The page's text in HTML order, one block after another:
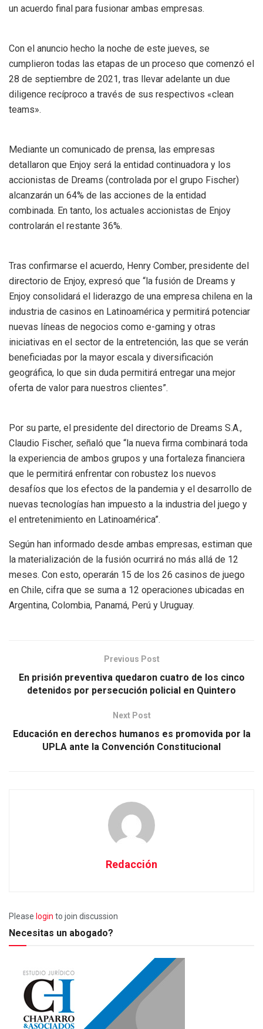
un acuerdo final para fusionar ambas empresas.
Con el anuncio hecho la noche de este jueves, se
cumplieron todas las etapas de un proceso que comenzó el
28 de septiembre de 2021, tras llevar adelante un due
diligence recíproco a través de sus respectivos «clean
teams».
Mediante un comunicado de prensa, las empresas
detallaron que Enjoy será la entidad continuadora y los
accionistas de Dreams (controlada por el grupo Fischer)
alcanzarán un 64% de las acciones de la entidad
combinada. En tanto, los actuales accionistas de Enjoy
controlarán el restante 36%.
Tras confirmarse el acuerdo, Henry Comber, presidente del
directorio de Enjoy, expresó que “la fusión de Dreams y
Enjoy consolidará el liderazgo de una empresa chilena en la
industria de casinos en Latinoamérica y permitirá potenciar
nuevas líneas de negocios como e-gaming y otras
iniciativas en el sector de la entretención, las que se verán
beneficiadas por la mayor escala y diversificación
geográfica, lo que sin duda permitirá entregar una mejor
oferta de valor para nuestros clientes”.
Por su parte, el presidente del directorio de Dreams S.A.,
Claudio Fischer, señaló que “la nueva firma combinará toda
la experiencia de ambos grupos y una fortaleza financiera
que le permitirá enfrentar con robustez los nuevos
desafíos que los efectos de la pandemia y el desarrollo de
nuevas tecnologías han impuesto a la industria del juego y
el entretenimiento en Latinoamérica”.
Según han informado desde ambas empresas, estiman que
la materialización de la fusión ocurrirá no más allá de 12
meses. Con esto, operarán 15 de los 26 casinos de juego
en Chile, cifra que se suma a 12 operaciones ubicadas en
Argentina, Colombia, Panamá, Perú y Uruguay.
Previous Post
En prisión preventiva quedaron cuatro de los cinco
detenidos por persecución policial en Quintero
Next Post
Educación en derechos humanos es promovida por la
UPLA ante la Convención Constitucional
Redacción
Please login to join discussion
Necesitas un abogado?